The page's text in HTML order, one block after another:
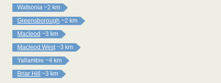
Watsonia ~2 km
Greensborough ~2 km
Macleod ~3 km
Macleod West ~3 km
Yallambie ~4 km
Briar Hill
~3 km